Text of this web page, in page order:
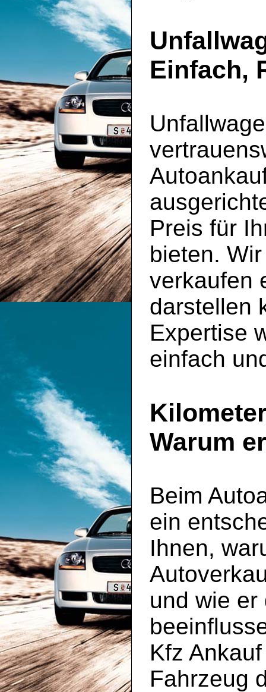
Einfach,
Preis für
bieten.
verkaufen
darstellen
Expertise
einfach
Warum
Beim
ein
Ihnen,
und wie er
Kfz
Fahrzeug